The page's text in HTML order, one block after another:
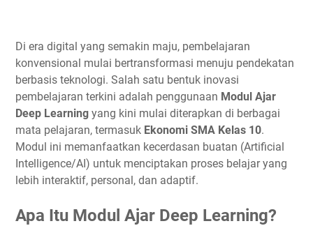
Di era digital yang semakin maju, pembelajaran
konvensional mulai bertransformasi menuju pendekatan
berbasis teknologi. Salah satu bentuk inovasi
pembelajaran terkini adalah penggunaan Modul Ajar
Deep Learning yang kini mulai diterapkan di berbagai
mata pelajaran, termasuk Ekonomi SMA Kelas 10.
Modul ini memanfaatkan kecerdasan buatan (Artificial
Intelligence/AI) untuk menciptakan proses belajar yang
lebih interaktif, personal, dan adaptif.
Apa Itu Modul Ajar Deep Learning?